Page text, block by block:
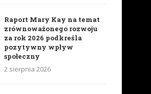
Raport Mary Kay na temat
zrównoważonego rozwoju
za rok 2026 podkreśla
pozytywny wpływ
społeczny
2 sierpnia 2026